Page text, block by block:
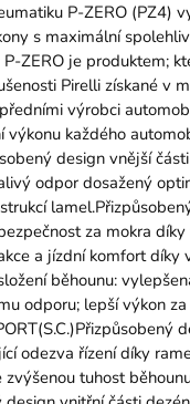
P-ZERO (PZ4)
s maximální
ZERO je produktem;
Pirelli získané v
výrobci
výkonu každého
design vnější
odpor dosažený
za mokra
a jízdní komfort díky
běhounu:
odporu; lepší výkon
odezva řízení díky
tuhost